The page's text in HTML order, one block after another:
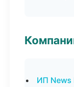
ИП News